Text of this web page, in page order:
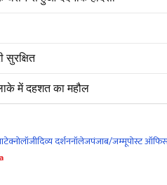
में दहशत का महौल
टेक्नोलॉजीदिव्य दर्शननॉलेजपंजाब/जम्मूपोस्ट